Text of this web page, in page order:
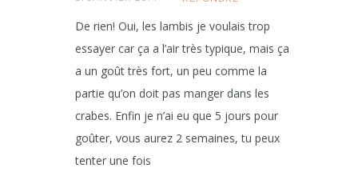
De rien! Oui, les lambis je voulais trop
essayer car ça a l’air très typique, mais ça
a un goût très fort, un peu comme la
partie qu’on doit pas manger dans les
crabes. Enfin je n’ai eu que 5 jours pour
goûter, vous aurez 2 semaines, tu peux
tenter une fois